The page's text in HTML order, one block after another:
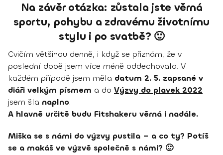
Na závěr otázka: zůstala jste věrná
sportu, pohybu a zdravému životnímu
stylu i po svatbě? 🙂
Cvičím většinou denně, i když se přiznám, že v
poslední době jsem více méně oddechovala. V
každém případě jsem měla datum 2. 5. zapsané v
diáři velkým písmem a do Výzvy do plavek 2022
jsem šla naplno.
A hlavně určitě budu Fitshakeru věrná i nadále.
Miška se s námi do výzvy pustila – a co ty? Potíš
se a makáš ve výzvě společně s námi? 🙂